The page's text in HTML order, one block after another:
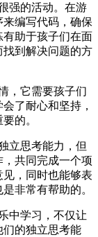
强的活动。在游
编写代码，确保
助于孩子们在面
到解决问题的方
，它需要孩子们
了耐心和坚持，
的。
立思考能力，但
共同完成一个项
，同时也能够表
非常有帮助的。
中学习，不仅让
的独立思考能